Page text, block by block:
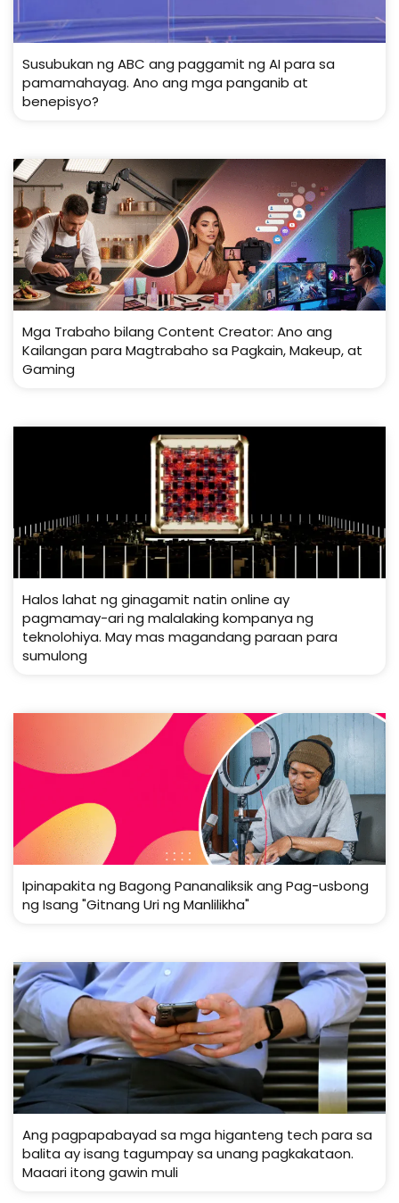
Susubukan ng ABC ang paggamit ng AI para sa
pamamahayag. Ano ang mga panganib at
benepisyo?
Mga Trabaho bilang Content Creator: Ano ang
Kailangan para Magtrabaho sa Pagkain, Makeup, at
Gaming
Halos lahat ng ginagamit natin online ay
pagmamay-ari ng malalaking kompanya ng
teknolohiya. May mas magandang paraan para
sumulong
Ipinapakita ng Bagong Pananaliksik ang Pag-usbong
ng Isang "Gitnang Uri ng Manlilikha"
Ang pagpapabayad sa mga higanteng tech para sa
balita ay isang tagumpay sa unang pagkakataon.
Maaari itong gawin muli